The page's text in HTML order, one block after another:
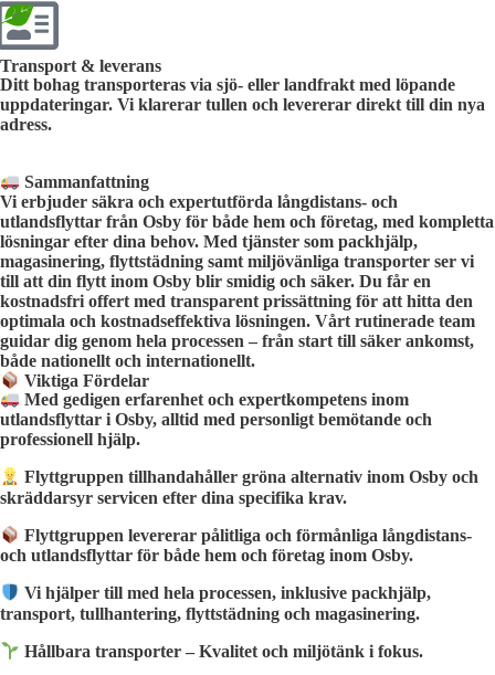
Transport & leverans
Ditt bohag transporteras via sjö- eller landfrakt med löpande
uppdateringar. Vi klarerar tullen och levererar direkt till din nya
adress.
Sammanfattning
Vi erbjuder säkra och expertutförda långdistans- och
utlandsflyttar från Osby för både hem och företag, med kompletta
lösningar efter dina behov. Med tjänster som packhjälp,
magasinering, flyttstädning samt miljövänliga transporter ser vi
till att din flytt inom Osby blir smidig och säker. Du får en
kostnadsfri offert med transparent prissättning för att hitta den
optimala och kostnadseffektiva lösningen. Vårt rutinerade team
guidar dig genom hela processen – från start till säker ankomst,
både nationellt och internationellt.
Viktiga Fördelar
Med gedigen erfarenhet och expertkompetens inom
utlandsflyttar i Osby, alltid med personligt bemötande och
professionell hjälp.
Flyttgruppen tillhandahåller gröna alternativ inom Osby och
skräddarsyr servicen efter dina specifika krav.
Flyttgruppen levererar pålitliga och förmånliga långdistans-
och utlandsflyttar för både hem och företag inom Osby.
Vi hjälper till med hela processen, inklusive packhjälp,
transport, tullhantering, flyttstädning och magasinering.
Hållbara transporter – Kvalitet och miljötänk i fokus.